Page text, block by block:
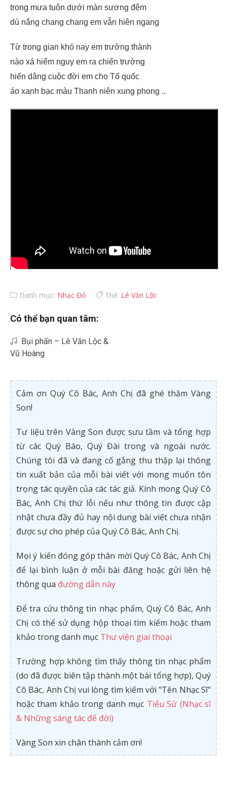
trong mưa tuôn dưới màn sương đêm
dù nắng chang chang em vẫn hiên ngang
Từ trong gian khó nay em trưởng thành
nào xá hiểm nguy em ra chiến trường
hiến dâng cuộc đời em cho Tổ quốc
áo xanh bạc màu Thanh niên xung phong ..
Danh mục: Nhạc Đỏ Thẻ: Lê Văn Lộc
Có thể bạn quan tâm:
Bụi phấn – Lê Văn Lộc &
Vũ Hoàng
Cảm ơn Quý Cô Bác, Anh Chị đã ghé thăm Vàng
Son!
Tư liệu trên Vàng Son được sưu tầm và tổng hợp
từ các Quý Báo, Quý Đài trong và ngoài nước.
Chúng tôi đã và đang cố gắng thu thập lại thông
tin xuất bản của mỗi bài viết với mong muốn tôn
trọng tác quyền của các tác giả. Kính mong Quý Cô
Bác, Anh Chị thứ lỗi nếu như thông tin được cập
nhật chưa đầy đủ hay nội dung bài viết chưa nhận
được sự cho phép của Quý Cô Bác, Anh Chị.
Mọi ý kiến đóng góp thân mời Quý Cô Bác, Anh Chị
để lại bình luận ở mỗi bài đăng hoặc gửi liên hệ
thông qua đường dẫn này
Để tra cứu thông tin nhạc phẩm, Quý Cô Bác, Anh
Chị có thể sử dụng hộp thoại tìm kiếm hoặc tham
khảo trong danh mục Thư viện giai thoại
Trường hợp không tìm thấy thông tin nhạc phẩm
(do đã được biên tập thành một bài tổng hợp), Quý
Cô Bác, Anh Chị vui lòng tìm kiếm với "Tên Nhạc Sĩ"
hoặc tham khảo trong danh mục Tiểu Sử (Nhạc sĩ
& Những sáng tác để đời)
Vàng Son xin chân thành cảm ơn!